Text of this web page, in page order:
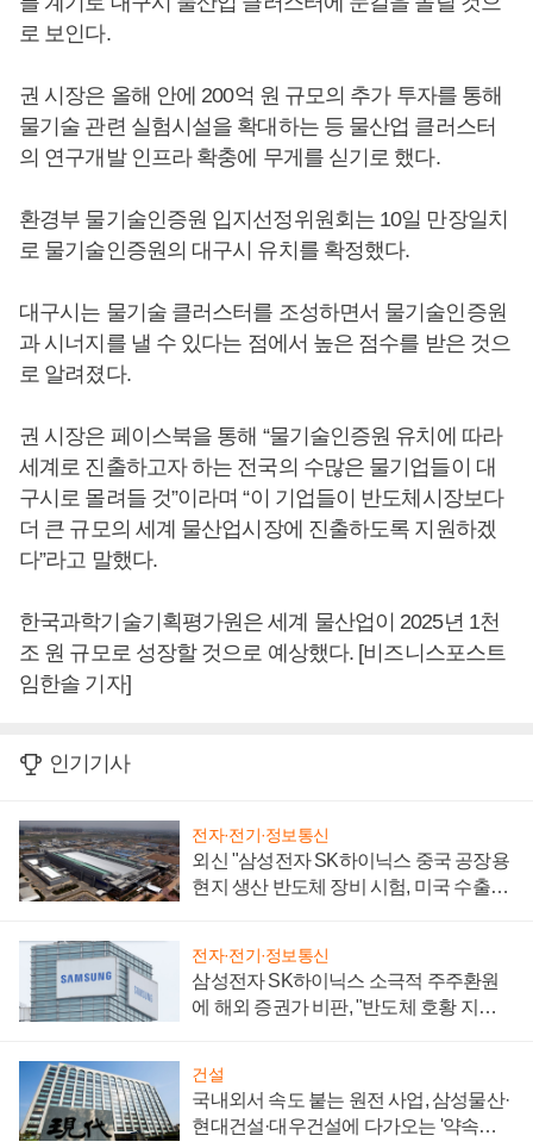
로 보인다.
권 시장은 올해 안에 200억 원 규모의 추가 투자를 통해
물기술 관련 실험시설을 확대하는 등 물산업 클러스터
의 연구개발 인프라 확충에 무게를 싣기로 했다.
환경부 물기술인증원 입지선정위원회는 10일 만장일치
로 물기술인증원의 대구시 유치를 확정했다.
대구시는 물기술 클러스터를 조성하면서 물기술인증원
과 시너지를 낼 수 있다는 점에서 높은 점수를 받은 것으
로 알려졌다.
권 시장은 페이스북을 통해 “물기술인증원 유치에 따라
세계로 진출하고자 하는 전국의 수많은 물기업들이 대
구시로 몰려들 것”이라며 “이 기업들이 반도체시장보다
더 큰 규모의 세계 물산업시장에 진출하도록 지원하겠
다”라고 말했다.
한국과학기술기획평가원은 세계 물산업이 2025년 1천
조 원 규모로 성장할 것으로 예상했다. [비즈니스포스트
임한솔 기자]
인기기사
전자·전기·정보통신
외신 "삼성전자 SK하이닉스 중국 공장용
현지 생산 반도체 장비 시험, 미국 수출통
전자·전기·정보통신
삼성전자 SK하이닉스 소극적 주주환원
에 해외 증권가 비판, "반도체 호황 지속
건설
국내외서 속도 붙는 원전 사업, 삼성물산·
현대건설·대우건설에 다가오는 '약속의